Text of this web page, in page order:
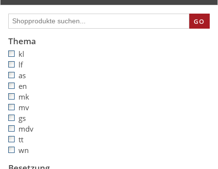
GO
Thema
kl
lf
as
en
mk
mv
gs
mdv
tt
wn